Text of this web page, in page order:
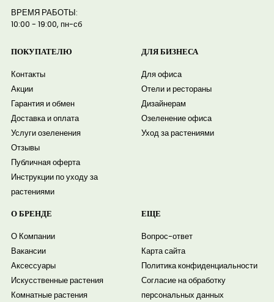
ВРЕМЯ РАБОТЫ:
10:00 - 19:00, пн-сб
ПОКУПАТЕЛЮ
Контакты
Акции
Гарантия и обмен
Доставка и оплата
Услуги озеленения
Отзывы
Публичная оферта
Инструкции по уходу за
растениями
ДЛЯ БИЗНЕСА
Для офиса
Отели и рестораны
Дизайнерам
Озеленение офиса
Уход за растениями
О БРЕНДЕ
О Компании
Вакансии
Аксессуары
Искусственные растения
Комнатные растения
ЕЩЕ
Вопрос-ответ
Карта сайта
Политика конфиденциальности
Согласие на обработку
персональных данных